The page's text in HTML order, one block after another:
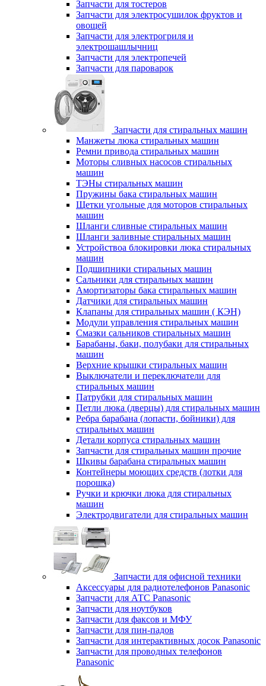
Запчасти для тостеров
Запчасти для электросушилок фруктов и
овощей
Запчасти для электрогриля и
электрошашлычниц
Запчасти для электропечей
Запчасти для пароварок
Запчасти для стиральных машин
Манжеты люка стиральных машин
Ремни привода стиральных машин
Моторы сливных насосов стиральных
машин
ТЭНы стиральных машин
Пружины бака стиральных машин
Щетки угольные для моторов стиральных
машин
Шланги сливные стиральных машин
Шланги заливные стиральных машин
Устройствоа блокировки люка стиральных
машин
Подшипники стиральных машин
Сальники для стиральных машин
Амортизаторы бака стиральных машин
Датчики для стиральных машин
Клапаны для стиральных машин ( КЭН)
Модули управления стиральных машин
Смазки сальников стиральных машин
Барабаны, баки, полубаки для стиральных
машин
Верхние крышки стиральных машин
Выключатели и переключатели для
стиральных машин
Патрубки для стиральных машин
Петли люка (дверцы) для стиральных машин
Ребра барабана (лопасти, бойники) для
стиральных машин
Детали корпуса стиральных машин
Запчасти для стиральных машин прочие
Шкивы барабана стиральных машин
Контейнеры моющих средств (лотки для
порошка)
Ручки и крючки люка для стиральных
машин
Электродвигатели для стиральных машин
Запчасти для офисной техники
Аксессуары для радиотелефонов Panasonic
Запчасти для АТС Panasonic
Запчасти для ноутбуков
Запчасти для факсов и МФУ
Запчасти для пин-падов
Запчасти для интерактивных досок Panasonic
Запчасти для проводных телефонов
Panasonic